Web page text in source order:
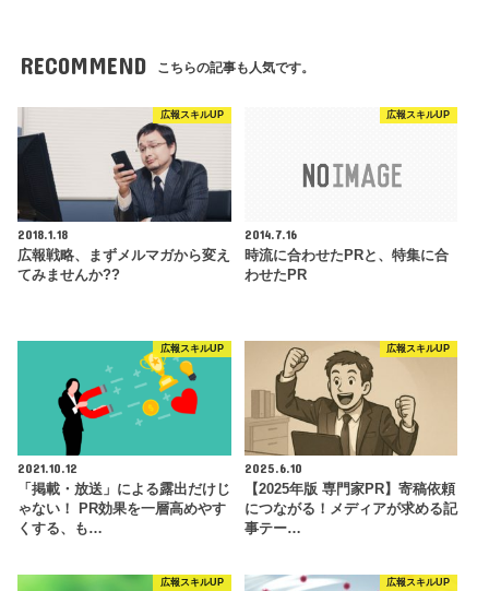
RECOMMEND こちらの記事も人気です。
広報スキルUP
2018.1.18
広報戦略、まずメルマガから変え
てみませんか??
広報スキルUP
2014.7.16
時流に合わせたPRと、特集に合
わせたPR
広報スキルUP
2021.10.12
「掲載・放送」による露出だけじ
ゃない！ PR効果を一層高めやす
くする、も…
広報スキルUP
2025.6.10
【2025年版 専門家PR】寄稿依頼
につながる！メディアが求める記
事テー…
広報スキルUP 広報スキルUP